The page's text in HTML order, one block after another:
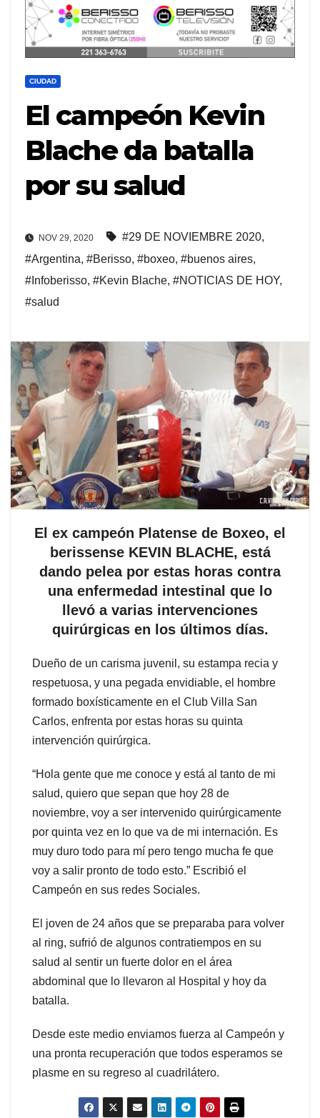
CIUDAD
El campeón Kevin
Blache da batalla
por su salud
NOV 29, 2020 #29 DE NOVIEMBRE 2020,
#Argentina, #Berisso, #boxeo, #buenos aires,
#Infoberisso, #Kevin Blache, #NOTICIAS DE HOY,
#salud
El ex campeón Platense de Boxeo, el
berissense KEVIN BLACHE, está
dando pelea por estas horas contra
una enfermedad intestinal que lo
llevó a varias intervenciones
quirúrgicas en los últimos días.
Dueño de un carisma juvenil, su estampa recia y
respetuosa, y una pegada envidiable, el hombre
formado boxísticamente en el Club Villa San
Carlos, enfrenta por estas horas su quinta
intervención quirúrgica.
“Hola gente que me conoce y está al tanto de mi
salud, quiero que sepan que hoy 28 de
noviembre, voy a ser intervenido quirúrgicamente
por quinta vez en lo que va de mi internación. Es
muy duro todo para mí pero tengo mucha fe que
voy a salir pronto de todo esto.” Escribió el
Campeón en sus redes Sociales.
El joven de 24 años que se preparaba para volver
al ring, sufrió de algunos contratiempos en su
salud al sentir un fuerte dolor en el área
abdominal que lo llevaron al Hospital y hoy da
batalla.
Desde este medio enviamos fuerza al Campeón y
una pronta recuperación que todos esperamos se
plasme en su regreso al cuadrilátero.